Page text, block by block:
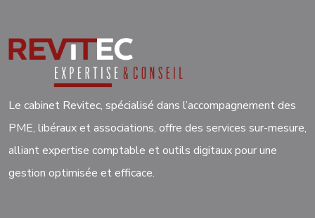
Le cabinet Revitec, spécialisé dans l’accompagnement des
PME, libéraux et associations, offre des services sur-mesure,
alliant expertise comptable et outils digitaux pour une
gestion optimisée et efficace.